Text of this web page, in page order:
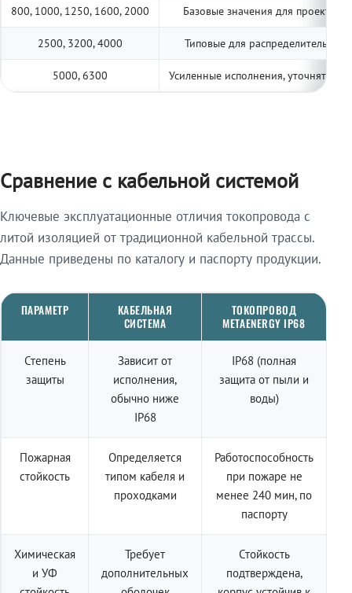
800, 1000, 1250, 1600, 2000 Базовые значения для
2500, 3200, 4000 Типовые для распределительных
5000, 6300 Усиленные исполнения, уточнять по
Сравнение с кабельной системой
Ключевые эксплуатационные отличия токопровода с
литой изоляцией от традиционной кабельной трассы.
Данные приведены по каталогу и паспорту продукции.
ПАРАМЕТР
КАБЕЛЬНАЯ
СИСТЕМА
ТОКОПРОВОД
METAENERGY IP68
Степень
защиты
Зависит от
исполнения,
обычно ниже
IP68
IP68 (полная
защита от пыли и
воды)
Пожарная
стойкость
Определяется
типом кабеля и
проходками
Работоспособность
при пожаре не
менее 240 мин, по
паспорту
Химическая
и УФ
Требует
дополнительных
Стойкость
подтверждена,